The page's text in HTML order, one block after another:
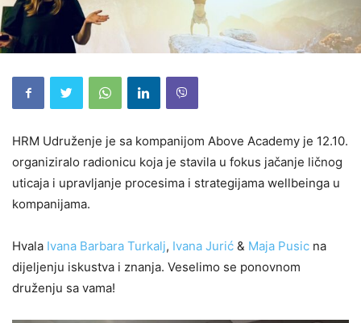
HRM Udruženje je sa kompanijom Above Academy je 12.10.
organiziralo radionicu koja je stavila u fokus jačanje ličnog
uticaja i upravljanje procesima i strategijama wellbeinga u
kompanijama.
Hvala Ivana Barbara Turkalj, Ivana Jurić & Maja Pusic na
dijeljenju iskustva i znanja. Veselimo se ponovnom
druženju sa vama!